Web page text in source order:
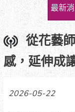
最新
從花藝
感，延伸成
2026-05-22